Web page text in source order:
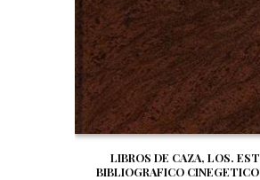
LIBROS DE CAZA, LOS.
BIBLIOGRAFICO